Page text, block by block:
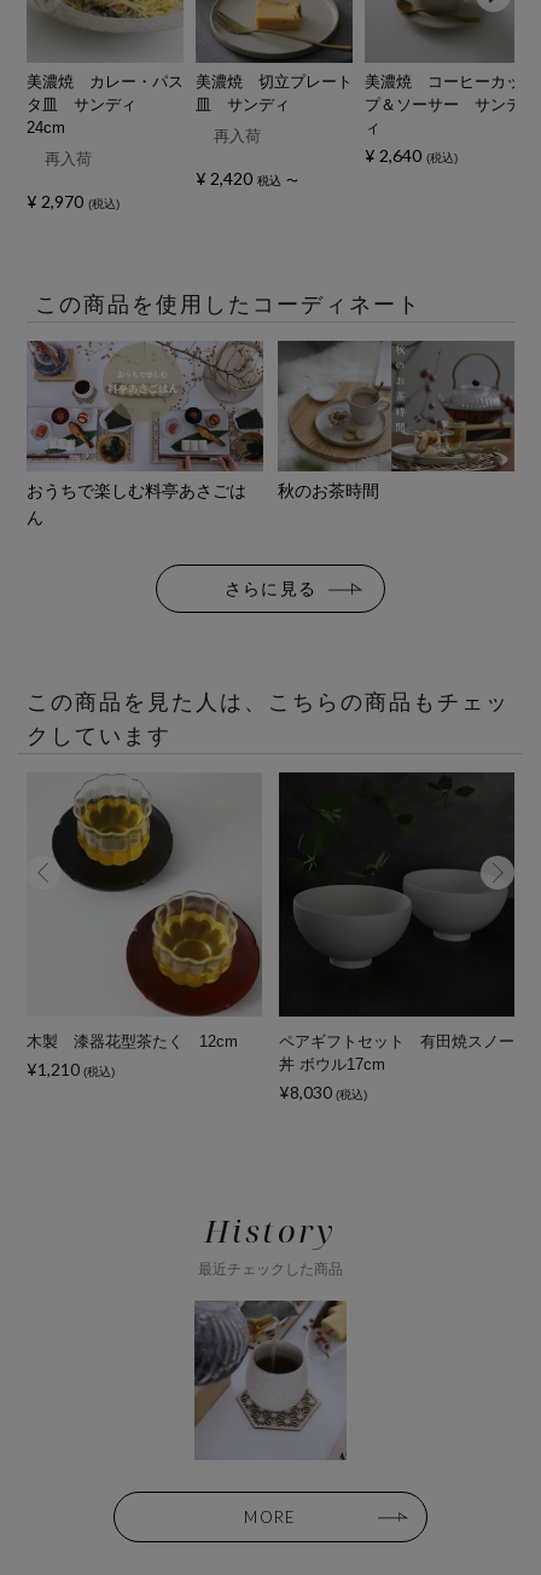
美濃焼 カレー・パス
タ皿 サンディ
24cm
再入荷
¥ 2,970 税込
美濃焼 切立プレート
皿 サンディ
再入荷
¥ 2,420 税込 〜
美濃焼 コーヒーカッ
プ＆ソーサー サンデ
ィ
¥ 2,640 税込
この商品を使用したコーディネート
おうちで楽しむ料亭あさごは
ん
秋のお茶時間
さらに見る
この商品を見た人は、こちらの商品もチェッ
クしています
木製 漆器花型茶たく 12cm
¥1,210 (税込)
ペアギフトセット 有田焼スノー
丼 ボウル17cm
¥8,030 (税込)
History
最近チェックした商品
MORE